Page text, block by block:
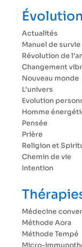
Évolution
Actualités
Manuel de survie
Révolution de
Changement
Nouveau monde
L’univers
Evolution
Homme
Pensée
Prière
Religion et
Chemin de vie
Intention
Médecine
Méthode Aora
Méthode Tempé
Micro-